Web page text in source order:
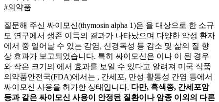
#의약품
질문해 주신 싸이모신(thymosin alpha 1)은 을 대상으로 한 소규
모 연구에서 생존 이득의 결과가 나타났으며 다양한 악성 환자
에서 중 일어날 수 있는 감염, 신경독성 등 감소 및 삶의 질 향
상 효과가 보고되었습니다. 특히 싸이모신은 이나 이 된 경우
와 작은 크기의 에서 효과를 보일 수 있다고 알려져 미국 식품
의약품안전국(FDA)에서는 , 간세포, 만성 활동성 간염 등에서
싸이모신 사용을 허가한 상태입니다. 다만, 흑색종, 간세포암
등과 같은 싸이모신 사용이 안정된 질환이나 암종 이외의 다른